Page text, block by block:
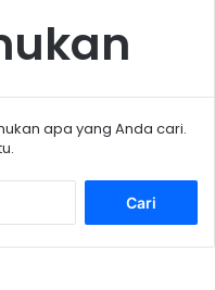
apa yang Anda cari.